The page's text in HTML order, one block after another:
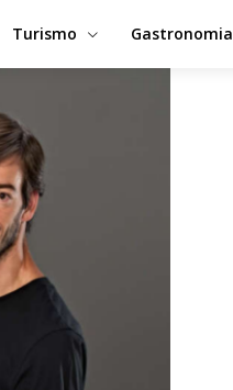
Turismo Gastronomia